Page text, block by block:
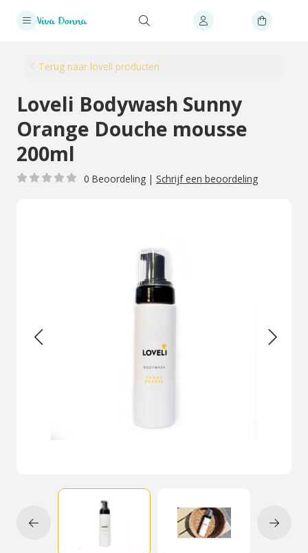
Terug naar loveli producten
Loveli Bodywash Sunny
Orange Douche mousse
200ml
0 Beoordeling | Schrijf een beoordeling